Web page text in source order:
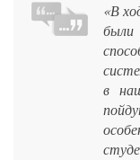
«В
были
в